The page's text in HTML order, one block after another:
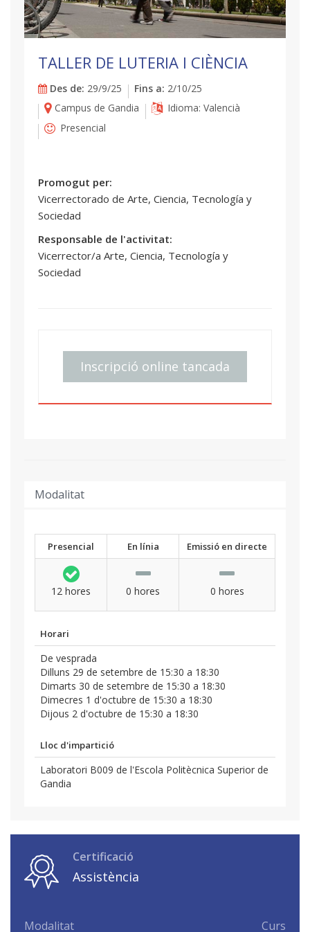
TALLER DE LUTERIA I CIÈNCIA
Des de: 29/9/25 Fins a: 2/10/25
Campus de Gandia
Idioma: Valencià
Presencial
Promogut per:
Vicerrectorado de Arte, Ciencia, Tecnología y
Sociedad
Responsable de l'activitat:
Vicerrector/a Arte, Ciencia, Tecnología y
Sociedad
Inscripció online tancada
Modalitat
Presencial En línia Emissió en directe
12 hores 0 hores 0 hores
Horari
De vesprada
Dilluns 29 de setembre de 15:30 a 18:30
Dimarts 30 de setembre de 15:30 a 18:30
Dimecres 1 d'octubre de 15:30 a 18:30
Dijous 2 d'octubre de 15:30 a 18:30
Lloc d'impartició
Laboratori B009 de l'Escola Politècnica Superior de
Gandia
Certificació
Assistència
Modalitat Curs